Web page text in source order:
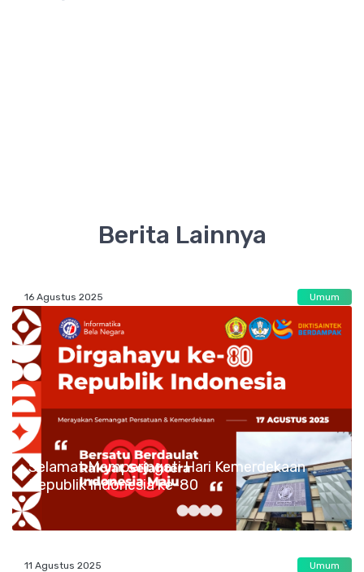
Berita Lainnya
16 Agustus 2025 Umum
Selamat Memperingati Hari Kemerdekaan
Republik Indonesia ke-80
11 Agustus 2025 Umum